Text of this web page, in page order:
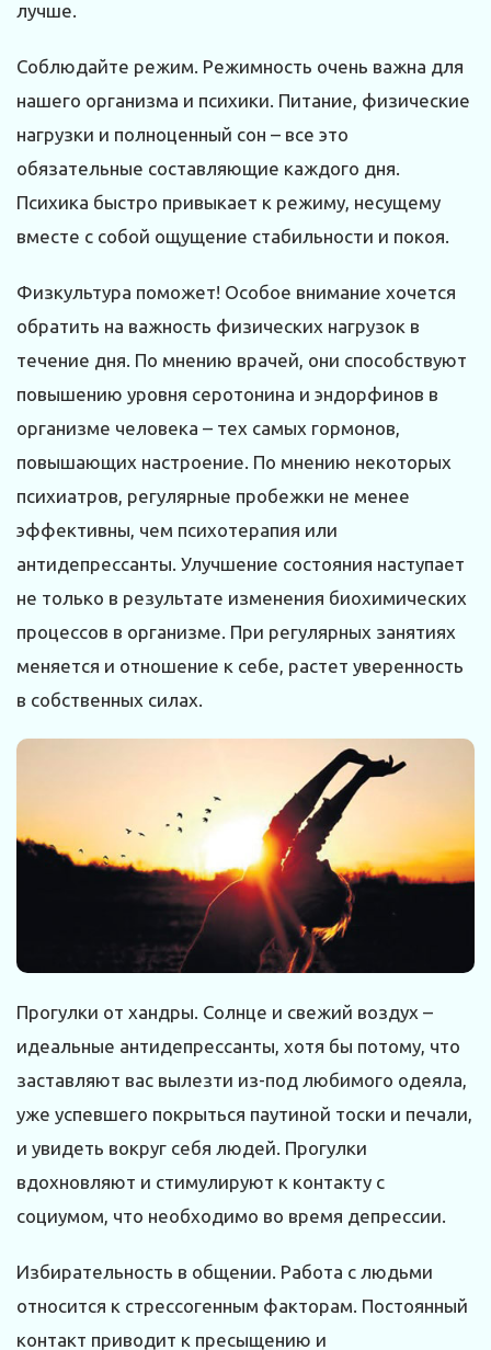
лучше.
Соблюдайте режим. Режимность очень важна для
нашего организма и психики. Питание, физические
нагрузки и полноценный сон – все это
обязательные составляющие каждого дня.
Психика быстро привыкает к режиму, несущему
вместе с собой ощущение стабильности и покоя.
Физкультура поможет! Особое внимание хочется
обратить на важность физических нагрузок в
течение дня. По мнению врачей, они способствуют
повышению уровня серотонина и эндорфинов в
организме человека – тех самых гормонов,
повышающих настроение. По мнению некоторых
психиатров, регулярные пробежки не менее
эффективны, чем психотерапия или
антидепрессанты. Улучшение состояния наступает
не только в результате изменения биохимических
процессов в организме. При регулярных занятиях
меняется и отношение к себе, растет уверенность
в собственных силах.
Прогулки от хандры. Солнце и свежий воздух –
идеальные антидепрессанты, хотя бы потому, что
заставляют вас вылезти из-под любимого одеяла,
уже успевшего покрыться паутиной тоски и печали,
и увидеть вокруг себя людей. Прогулки
вдохновляют и стимулируют к контакту с
социумом, что необходимо во время депрессии.
Избирательность в общении. Работа с людьми
относится к стрессогенным факторам. Постоянный
контакт приводит к пресыщению и